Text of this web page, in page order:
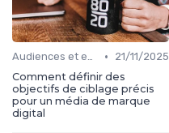
Audiences et engagement •
21/11/2025
Comment définir des
objectifs de ciblage précis
pour un média de marque
digital